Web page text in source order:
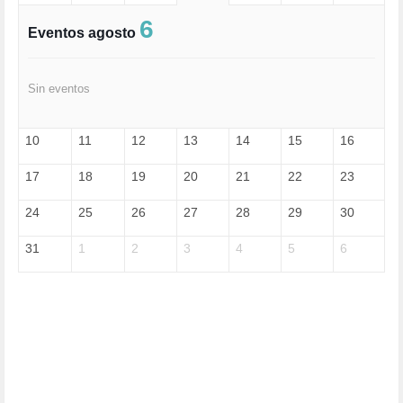
FELICIDAD (1)
FRANCISCO (5)
GUERRA (133)
HUMOR (1)
IA (1)
INMIGRACIÓN (144)
Eventos agosto 6
Sin eventos
10 11 12 13 14 15 16
17 18 19 20 21 22 23
24 25 26 27 28 29 30
31 1 2 3 4 5 6